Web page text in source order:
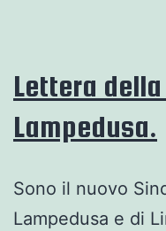
Lettera
Lampedusa.
Sono il nuovo
Lampedusa e di